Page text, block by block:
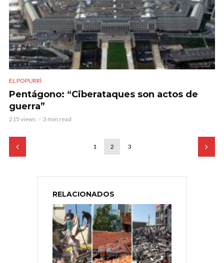
EL POPURRÍ
Pentágono: “Ciberataques son actos de
guerra”
215 views 3 min read
1 2 3
RELACIONADOS